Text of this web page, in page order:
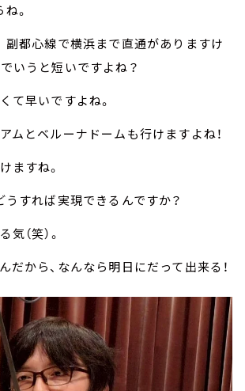
。
副都心線で横浜まで直通がありますけ
いうと短いですよね？
て早いですよね。
ムとベルーナドームも行けますよね！
ますね。
すれば実現できるんですか？
気（笑）。
だから、なんなら明日にだって出来る！